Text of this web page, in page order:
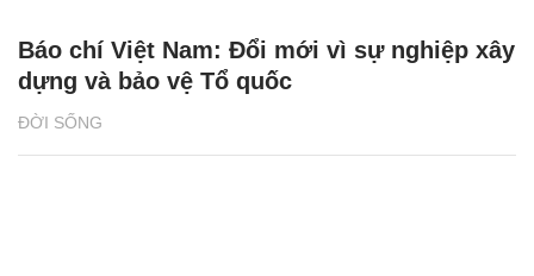
ĐỜI SỐNG
Báo chí Việt Nam: Đổi mới vì sự nghiệp xây
dựng và bảo vệ Tổ quốc